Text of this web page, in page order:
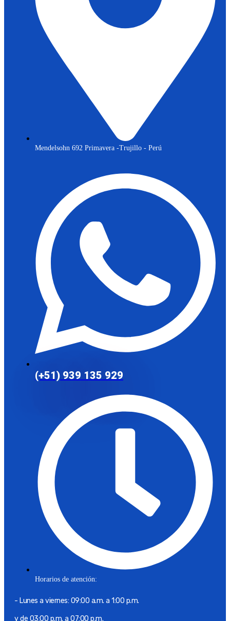
Mendelsohn 692 Primavera -Trujillo - Perú
(+51) 939 135 929
Horarios de atención:
- Lunes a viernes: 09:00 a.m. a 1:00 p.m.
y de 03:00 p.m. a 07:00 p.m.